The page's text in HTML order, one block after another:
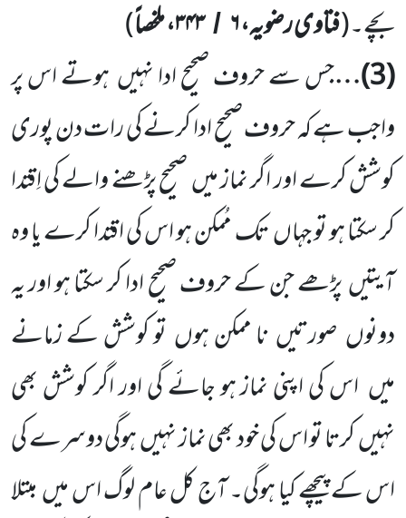
بچے۔(فتاوی رضویہ،۶ /۳۴۳، ملخصاً
)
(
3
)…جس سے حروف صحیح ادا نہیںہوتے اس پر
واجب ہے کہ حروف صحیح ادا کرنے کی رات دن پوری
کوشش کرے اور اگر نماز میں صحیح پڑھنے والے کی اِقتدا
کر سکتا ہو تو جہاںتک مُمکن ہو اس کی اقتدا کرے یا وہ
آیتیںپڑھے جن کے حروف صحیح ادا کر سکتا ہو اور یہ
دونوں صورتیںنا ممکن ہوںتو کوشش کے زمانے
میں اس کی اپنی نماز ہو جائے گی اور اگر کوشش بھی
نہیںکرتا تو اس کی خود بھی نماز نہیںہوگی دوسرے کی
اس کے پیچھے کیا ہوگی۔ آج کل عام لوگ اس میںمبتلا